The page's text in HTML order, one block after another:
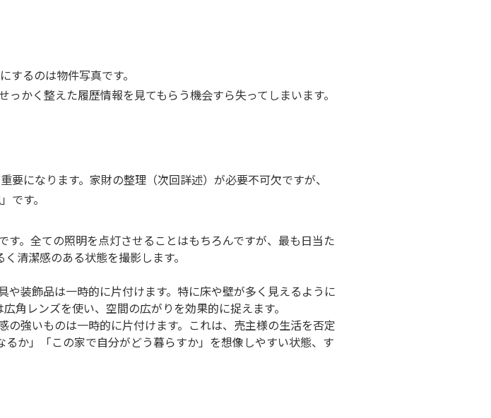
るのは物件写真です。
かく整えた履歴情報を見てもらう機会すら失ってしまいます。
になります。家財の整理（次回詳述）が必要不可欠ですが、
」です。
す。全ての照明を点灯させることはもちろんですが、最も日当た
清潔感のある状態を撮影します。
や装飾品は一時的に片付けます。特に床や壁が多く見えるように
角レンズを使い、空間の広がりを効果的に捉えます。
の強いものは一時的に片付けます。これは、売主様の生活を否定
か」「この家で自分がどう暮らすか」を想像しやすい状態、す